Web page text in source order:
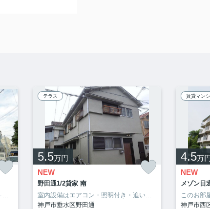
薬や日用品を買うのに便利なライフォート明石新明店まで488mです。室内設備はエアコン・ネット使用料不要・BSなどが揃っているので、快適に過ごしやすいお部屋になります。魅力も多い賃貸物件はいかがでしょうか。明石市での暮らしを、サポートホームサービスからスタートさせましょう。お電話でのご連絡なら078-913-0002からどうぞ。お待ちしてます。
テラス
5.5万円
NEW
野田通1/2貸家 南
室内設備はエアコン・照明付き・追い焚きなど豊富に揃っており、過ごしやすいお部屋になっております。新しい日々を送るにふさわしい、きれいな室内です。大きなおもちゃも置けるお子さんに嬉しい広々空間をもつお住まい。誰もが憧れる甘い生活は新婚さん向けになっております。快適な生活は心に余裕を与えてくれます。楽しくゆとりある生活をお求めなら、当社が条件に合った住まい探しを全力でサポートいたします(^_^)
神戸市垂水区野田通
賃貸マン
4.5万
NEW
メゾン日
神戸市西